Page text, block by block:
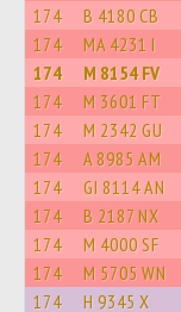
174 B 4180 CB
174 MA 4231 I
174 M 8154 FV
174 M 3601 FT
174 M 2342 GU
174 A 8985 AM
174 GI 8114 AN
174 B 2187 NX
174 M 4000 SF
174 M 5705 WN
174 H 9345 X